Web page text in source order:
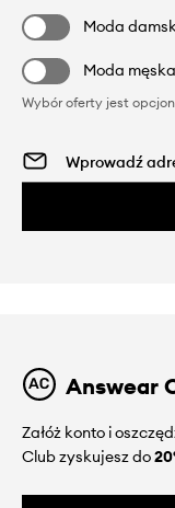
Moda
Moda męska
Wybór oferty jest
Answear
Załóż konto i
Club zyskujesz do